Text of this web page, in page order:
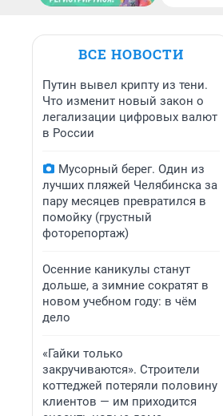
ВСЕ НОВОСТИ
Путин вывел крипту из тени.
Что изменит новый закон о
легализации цифровых валют
в России
Мусорный берег. Один из
лучших пляжей Челябинска за
пару месяцев превратился в
помойку (грустный
фоторепортаж)
Осенние каникулы станут
дольше, а зимние сократят в
новом учебном году: в чём
дело
«Гайки только
закручиваются». Строители
коттеджей потеряли половину
клиентов — им приходится